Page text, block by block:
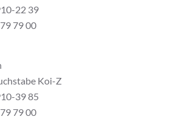
22 39
79 00
Koi-Z
39 85
79 00